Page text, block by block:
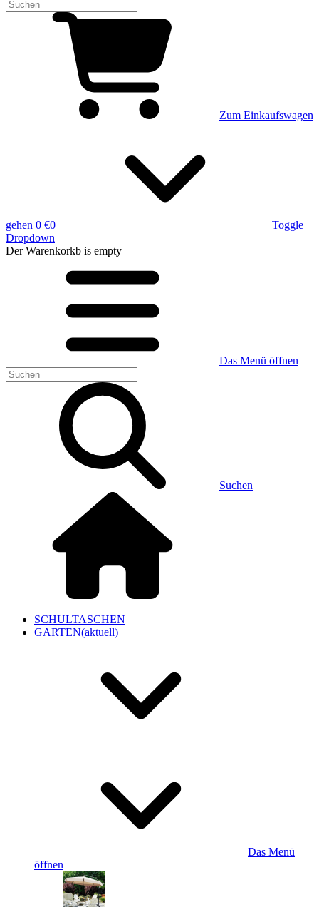
Zum Einkaufswagen
gehen 0 €0
Toggle
Dropdown
Der Warenkorkb is empty
Das Menü öffnen
Suchen
SCHULTASCHEN
GARTEN(aktuell)
Das Menü
öffnen